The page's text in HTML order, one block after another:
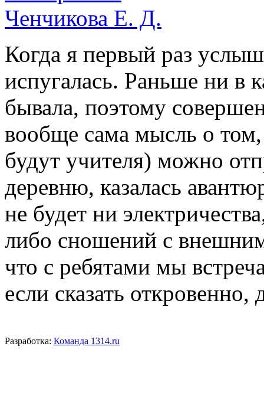
Ченчикова Е. Д.
Когда я первый раз
испугалась. Раньше ни в
бывала, поэтому
вообще сама мысль о
будут учителя) можно
деревню, казалась
не будет ни
либо сношений с
что с ребятами мы
если сказать откровенно,
Разработка: Команда 1314.ru